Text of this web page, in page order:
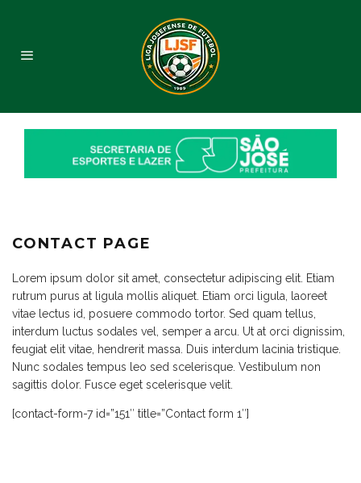
CONTACT PAGE
Lorem ipsum dolor sit amet, consectetur adipiscing elit. Etiam
rutrum purus at ligula mollis aliquet. Etiam orci ligula, laoreet
vitae lectus id, posuere commodo tortor. Sed quam tellus,
interdum luctus sodales vel, semper a arcu. Ut at orci dignissim,
feugiat elit vitae, hendrerit massa. Duis interdum lacinia tristique.
Nunc sodales tempus leo sed scelerisque. Vestibulum non
sagittis dolor. Fusce eget scelerisque velit.
[contact-form-7 id=”151″ title=”Contact form 1″]